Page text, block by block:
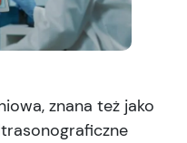
znana też jako